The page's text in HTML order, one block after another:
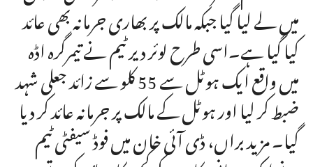
میں لے لیا گیا جبکہ مالک پر بھاری جرمانہ بھی عائد
کیا گیا ہے۔اسی طرح لوئر دیر ٹیم نے تیمرگرہ اڈہ
میں واقع ایک ہوٹل سے 55 کلو سے زائد جعلی شہد
ضبط کر لیا اور ہوٹل کے مالک پر جرمانہ عائد کر دیا
گیا۔ مزید براں، ڈی آئی خان میں فوڈ سیفٹی ٹیم